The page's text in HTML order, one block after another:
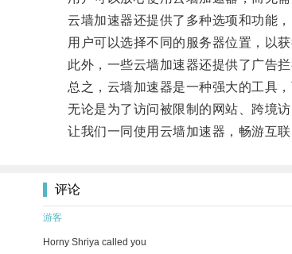
云墙加速器还提供了多种选项和功能，
用户可以选择不同的服务器位置，以获
此外，一些云墙加速器还提供了广告拦
总之，云墙加速器是一种强大的工具，
无论是为了访问被限制的网站、跨境访
让我们一同使用云墙加速器，畅游互联
评论
游客
Horny Shriya called you